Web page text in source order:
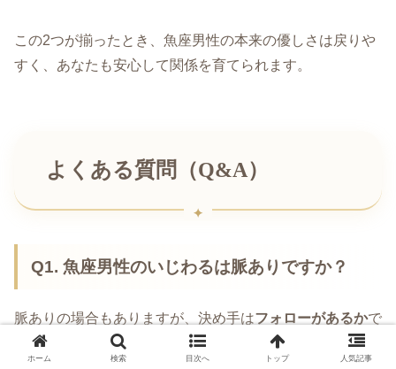
この2つが揃ったとき、魚座男性の本来の優しさは戻りや
すく、あなたも安心して関係を育てられます。
よくある質問（Q&A）
Q1. 魚座男性のいじわるは脈ありですか？
脈ありの場合もありますが、決め手はフォローがあるかで
す。あなたが嫌がったら止める、謝る、優しさが戻るな
ホーム 検索 目次へ トップ 人気記事